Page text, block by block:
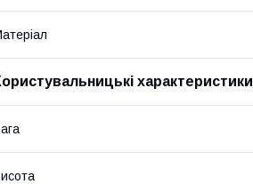
характеристики